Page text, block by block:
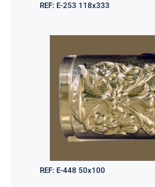
REF: E-253 118x333
REF: E-448 50x100